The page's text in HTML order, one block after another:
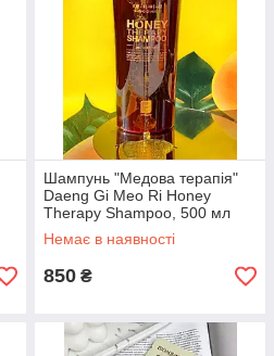
Шампунь "Медова терапія"
Daeng Gi Meo Ri Honey
Therapy Shampoo, 500 мл
Немає в наявності
850 ₴